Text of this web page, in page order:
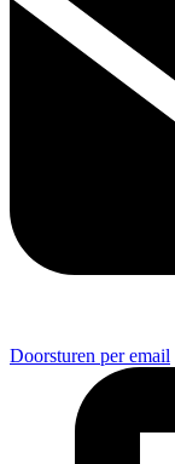
Doorsturen per email